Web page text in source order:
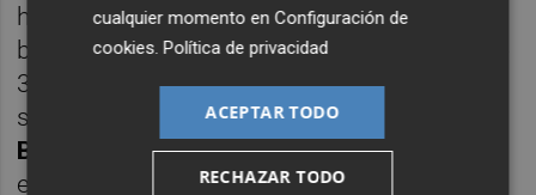
habían intercambiado en las plataformas
bursátiles españolas por un importe total de
34.662 millones de euros. Hoy, el peso del
subsector socimi en elÍndice General de la
Bolsa de Madridcuadriplica al de las
empresas inmobiliarias no adscritas a este
cualquier momento enConfiguración de
cookies .Política de privacidad
ACEPTAR TODO
RECHAZAR TODO